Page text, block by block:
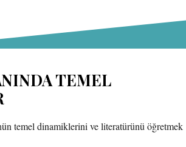
TEMEL
temel dinamiklerini ve literatürünü öğretmek